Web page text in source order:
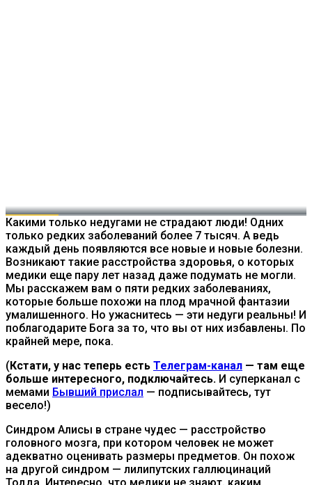
Какими только недугами не страдают люди! Одних
только редких заболеваний более 7 тысяч. А ведь
каждый день появляются все новые и новые болезни.
Возникают такие расстройства здоровья, о которых
медики еще пару лет назад даже подумать не могли.
Мы расскажем вам о пяти редких заболеваниях,
которые больше похожи на плод мрачной фантазии
умалишенного. Но ужаснитесь — эти недуги реальны! И
поблагодарите Бога за то, что вы от них избавлены. По
крайней мере, пока.
(Кстати, у нас теперь есть Телеграм-канал — там еще
больше интересного, подключайтесь. И суперканал с
мемами Бывший прислал — подписывайтесь, тут
весело!)
Синдром Алисы в стране чудес — расстройство
головного мозга, при котором человек не может
адекватно оценивать размеры предметов. Он похож
на другой синдром — лилипутских галлюцинаций